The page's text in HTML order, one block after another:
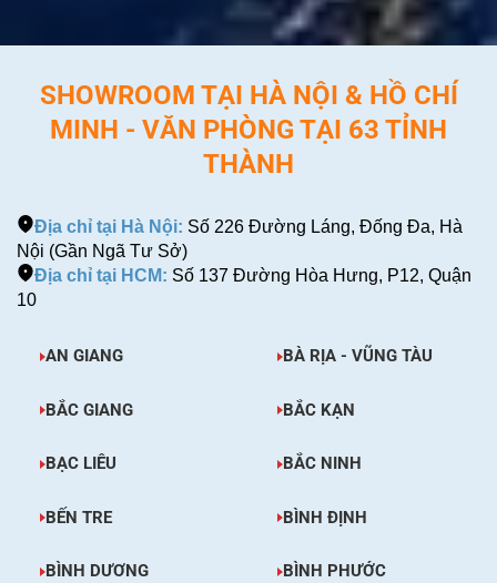
SHOWROOM TẠI HÀ NỘI & HỒ CHÍ
MINH - VĂN PHÒNG TẠI 63 TỈNH
THÀNH
Địa chỉ tại Hà Nội: Số 226 Đường Láng, Đống Đa, Hà
Nội (Gần Ngã Tư Sở)
Địa chỉ tại HCM: Số 137 Đường Hòa Hưng, P12, Quận
10
AN GIANG BÀ RỊA - VŨNG TÀU
BẮC GIANG BẮC KẠN
BẠC LIÊU BẮC NINH
BẾN TRE BÌNH ĐỊNH
BÌNH DƯƠNG BÌNH PHƯỚC